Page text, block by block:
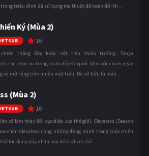
triều đình đã sử dụng ma thuật để hoán đổi th ...
Ký (Mùa 2)
10
chiến thắng đầy khốc liệt trên chiến trường, Tanya
tục phục vụ trong quân đội Đế quốc khi cuộc chiến ngày
và mở rộng trên nhiều mặt trận. Dù sở hữu tài năn ...
(Mùa 2)
10
cố làm thay đổi cục diện của thế giới, Clevatess (Season
chân Clevatess cùng những đồng minh trong cuộc chiến
lực đang đẩy nhân loại đến bờ vực diệ ...